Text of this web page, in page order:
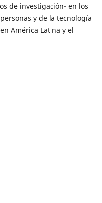
de investigación- en los
y de la tecnología
América Latina y el